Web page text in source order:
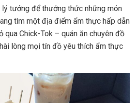
tưởng để thưởng thức những món
tìm một địa điểm ẩm thực hấp dẫn
qua Chick-Tok – quán ăn chuyên đồ
lòng mọi tín đồ yêu thích ẩm thực